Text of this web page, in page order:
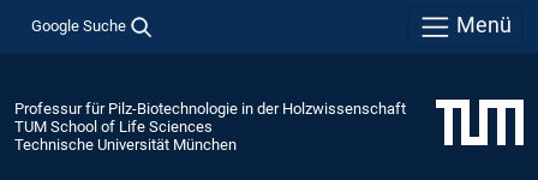
Google Suche Menü
Professur für Pilz-Biotechnologie in der Holzwissenschaft
TUM School of Life Sciences
Technische Universität München